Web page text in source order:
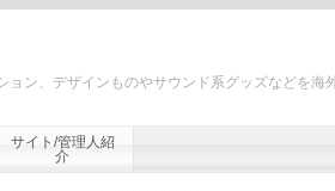
ョン、デザインものやサウンド系グッズなどを海
サイト/管理人紹
介